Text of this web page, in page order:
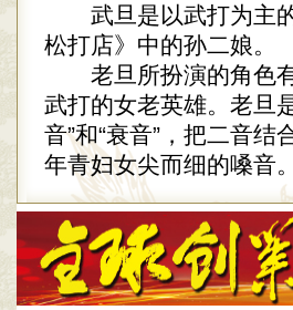
武旦是以武打为主的
松打店》中的孙二娘。
老旦所扮演的角色有
武打的女老英雄。老旦
音”和“衰音”，把二音
年青妇女尖而细的嗓音。